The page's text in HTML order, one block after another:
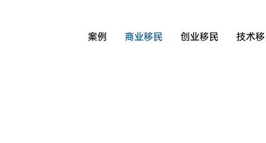
案例 商业移民 创业移民 技术